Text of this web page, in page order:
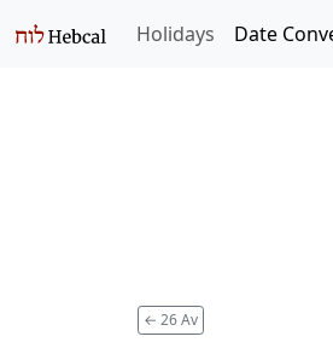
Holidays Date
← 26 Av